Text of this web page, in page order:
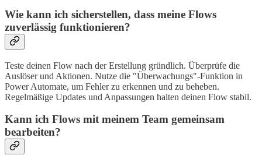
Wie kann ich sicherstellen, dass meine Flows
zuverlässig funktionieren?
Teste deinen Flow nach der Erstellung gründlich. Überprüfe die
Auslöser und Aktionen. Nutze die "Überwachungs"-Funktion in
Power Automate, um Fehler zu erkennen und zu beheben.
Regelmäßige Updates und Anpassungen halten deinen Flow stabil.
Kann ich Flows mit meinem Team gemeinsam
bearbeiten?